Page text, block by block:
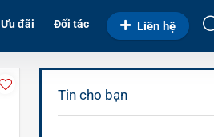
Ưu đãi Đối tác Liên hệ
Tin cho bạn